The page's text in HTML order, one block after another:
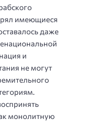
имеющиеся
даже
и
не могут
монолитную